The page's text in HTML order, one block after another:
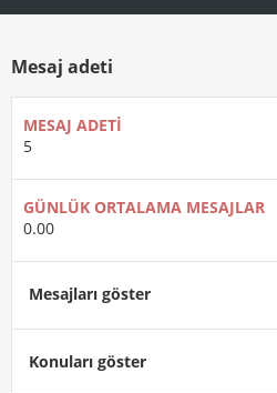
Mesaj adeti
MESAJ ADETI
5
GÜNLÜK ORTALAMA MESAJLAR
0.00
Mesajları göster
Konuları göster